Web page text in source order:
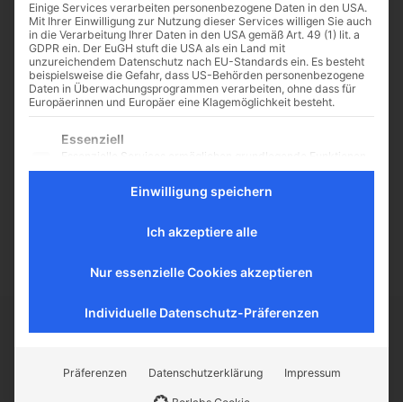
Rettung für altes
Nonnenkloster
der Ausläufer des sächsischen
noch Zeit ins Land, sagt Lutz
Kretzschmar, während er vor
Einige Services verarbeiten personenbezogene Daten in den USA.
Mit Ihrer Einwilligung zur Nutzung dieser Services willigen Sie auch
in die Verarbeitung Ihrer Daten in den USA gemäß Art. 49 (1) lit. a
GDPR ein. Der EuGH stuft die USA als ein Land mit
unzureichendem Datenschutz nach EU-Standards ein. Es besteht
beispielsweise die Gefahr, dass US-Behörden personenbezogene
Daten in Überwachungsprogrammen verarbeiten, ohne dass für
Europäerinnen und Europäer eine Klagemöglichkeit besteht.
Es folgt eine Liste der Service-Gruppen, für die eine
Essenziell
Essenzielle Services ermöglichen grundlegende Funktionen
und sind für das ordnungsgemäße Funktionieren der
Website erforderlich.
Statistik-Cookies sammeln Nutzungsdaten, die uns
werden standardmäßig blockiert. Wenn externe Services
akzeptiert werden, ist für den Zugriff auf diese Inhalte keine
Einwilligung speichern
Ich akzeptiere alle
Nur essenzielle Cookies akzeptieren
Individuelle Datenschutz-Präferenzen
Präferenzen Datenschutzerklärung Impressum